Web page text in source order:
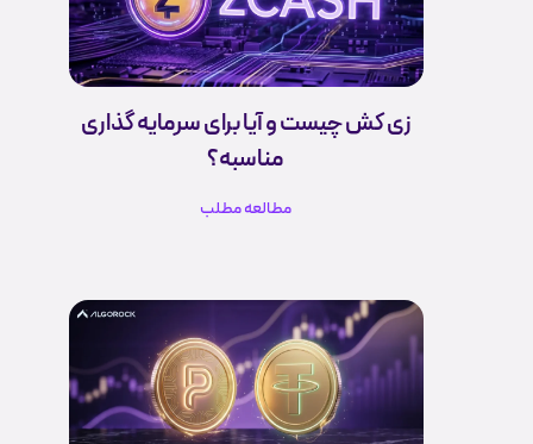
زی کش چیست و آیا برای سرمایه گذاری
مناسبه؟
مطالعه مطلب